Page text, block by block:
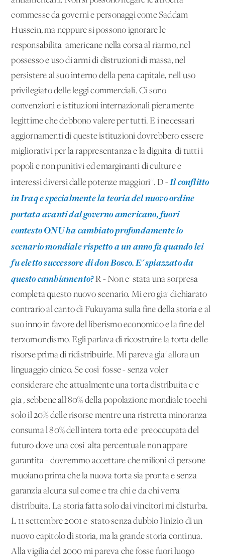
commesse da governi e personaggi come Saddam
Hussein, ma neppure si possono ignorare le
responsabilita' americane nella corsa al riarmo, nel
possesso e uso di armi di distruzioni di massa, nel
persistere al suo interno della pena capitale, nell'uso
privilegiato delle leggi commerciali. Ci sono
convenzioni e istituzioni internazionali pienamente
legittime che debbono valere per tutti. E i necessari
aggiornamenti di queste istituzioni dovrebbero essere
migliorativi per la rappresentanza e la dignita' di tutti i
popoli e non punitivi ed emarginanti di culture e
interessi diversi dalle potenze maggiori''. D -Il conflitto
in Iraq e specialmente la teoria del nuovo ordine
portata avanti dal governo americano, fuori
contesto ONU ha cambiato profondamente lo
scenario mondiale rispetto a un anno fa quando lei
fu eletto successore di don Bosco. E' spiazzato da
questo cambiamento?R - Non e' stata una sorpresa
completa questo nuovo scenario. Mi ero gia' dichiarato
contrario al canto di Fukuyama sulla fine della storia e al
suo inno in favore del liberismo economico e la fine del
terzomondismo. Egli parlava di ricostruire la torta delle
risorse prima di ridistribuirle. Mi pareva gia' allora un
linguaggio cinico. Se cosi' fosse - senza voler
considerare che attualmente una torta distribuita c'e'
gia', sebbene all'80% della popolazione mondiale tocchi
solo il 20% delle risorse mentre una ristretta minoranza
consuma l'80% dell'intera torta ed e' preoccupata del
futuro dove una cosi' alta percentuale non appare
garantita - dovremmo accettare che milioni di persone
muoiano prima che la nuova torta sia pronta e senza
garanzia alcuna sul come e tra chi e da chi verra'
distribuita. La storia fatta solo dai vincitori mi disturba.
L'11 settembre 2001 e' stato senza dubbio l'inizio di un
nuovo capitolo di storia, ma la grande storia continua.
Alla vigilia del 2000 mi pareva che fosse fuori luogo